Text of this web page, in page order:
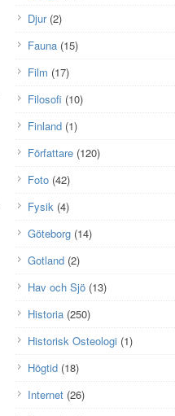
Djur(2)
Fauna (15)
Film (17)
Filosofi (10)
Finland (1)
Författare (120)
Foto (42)
Fysik (4)
Göteborg (14)
Gotland (2)
Hav och Sjö (13)
Historia (250)
Historisk Osteologi (1)
Högtid (18)
Internet (26)